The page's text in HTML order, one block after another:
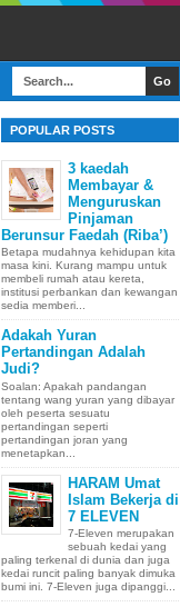
POPULAR POSTS
3 kaedah
Membayar &
Menguruskan
Pinjaman
Berunsur Faedah (Riba’)
Betapa mudahnya kehidupan kita
masa kini. Kurang mampu untuk
membeli rumah atau kereta,
institusi perbankan dan kewangan
sedia memberi...
Adakah Yuran
Pertandingan Adalah
Judi?
Soalan: Apakah pandangan
tentang wang yuran yang dibayar
oleh peserta sesuatu
pertandingan seperti
pertandingan joran yang
menetapkan...
HARAM Umat
Islam Bekerja di
7 ELEVEN
7-Eleven merupakan
sebuah kedai yang
paling terkenal di dunia dan juga
kedai runcit paling banyak dimuka
bumi ini. 7-Eleven juga dipanggi...